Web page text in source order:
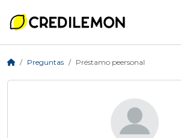
Preguntas Préstamo peersonal